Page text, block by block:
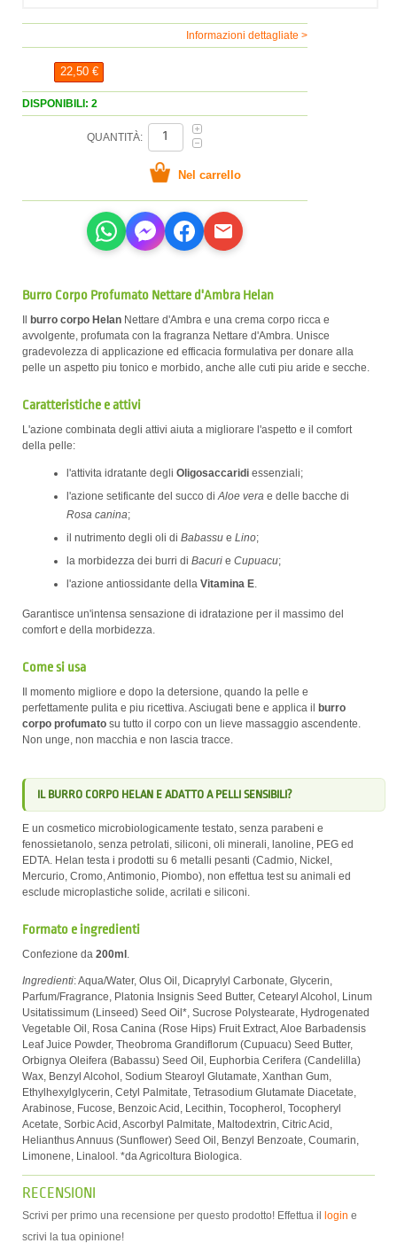
Informazioni dettagliate >
22,50 €
DISPONIBILI: 2
QUANTITÀ:
Burro Corpo Profumato Nettare d'Ambra Helan
burro corpo Helan Nettare d'Ambra e una crema corpo ricca e
avvolgente, profumata con la fragranza Nettare d'Ambra. Unisce
gradevolezza di applicazione ed efficacia formulativa per donare alla
pelle un aspetto piu tonico e morbido, anche alle cuti piu aride e secche.
Caratteristiche e attivi
L'azione combinata degli attivi aiuta a migliorare l'aspetto e il comfort
della pelle:
l'attivita idratante degli Oligosaccaridi essenziali;
l'azione setificante del succo diAloe vera e delle bacche di
Rosa canina;
il nutrimento degli oli di Babassu e Lino;
la morbidezza dei burri di Bacuri e Cupuacu;
l'azione antiossidante della Vitamina E.
Garantisce un'intensa sensazione di idratazione per il massimo del
comfort e della morbidezza.
Come si usa
Il momento migliore e dopo la detersione, quando la pelle e
perfettamente pulita e piu ricettiva. Asciugati bene e applica il
burro
corpo profumato su tutto il corpo con un lieve massaggio ascendente.
Non unge, non macchia e non lascia tracce.
IL BURRO CORPO HELAN E ADATTO A PELLI SENSIBILI?
E un cosmetico microbiologicamente testato, senza parabeni e
fenossietanolo, senza petrolati, siliconi, oli minerali, lanoline, PEG ed
EDTA. Helan testa i prodotti su 6 metalli pesanti (Cadmio, Nickel,
Mercurio, Cromo, Antimonio, Piombo), non effettua test su animali ed
esclude microplastiche solide, acrilati e siliconi.
Formato e ingredienti
Confezione da 200ml .
Ingredienti: Aqua/Water, Olus Oil, Dicaprylyl Carbonate, Glycerin,
Parfum/Fragrance, Platonia Insignis Seed Butter, Cetearyl Alcohol, Linum
Usitatissimum (Linseed) Seed Oil*, Sucrose Polystearate, Hydrogenated
Vegetable Oil, Rosa Canina (Rose Hips) Fruit Extract, Aloe Barbadensis
Leaf Juice Powder, Theobroma Grandiflorum (Cupuacu) Seed Butter,
Orbignya Oleifera (Babassu) Seed Oil, Euphorbia Cerifera (Candelilla)
Wax, Benzyl Alcohol, Sodium Stearoyl Glutamate, Xanthan Gum,
Ethylhexylglycerin, Cetyl Palmitate, Tetrasodium Glutamate Diacetate,
Arabinose, Fucose, Benzoic Acid, Lecithin, Tocopherol, Tocopheryl
Acetate, Sorbic Acid, Ascorbyl Palmitate, Maltodextrin, Citric Acid,
Helianthus Annuus (Sunflower) Seed Oil, Benzyl Benzoate, Coumarin,
Limonene, Linalool. *da Agricoltura Biologica.
RECENSIONI
Scrivi per primo una recensione per questo prodotto! Effettua il login e
scrivi la tua opinione!